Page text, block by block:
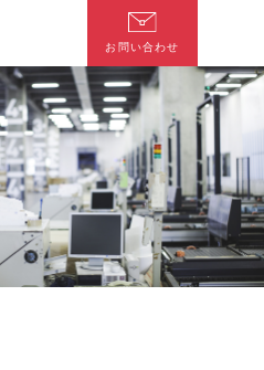
お問い合わせ